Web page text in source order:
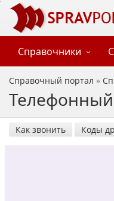
Справочники
Справочный портал »
Как звонить Коды